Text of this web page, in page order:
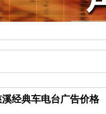
经典车电台广告价格